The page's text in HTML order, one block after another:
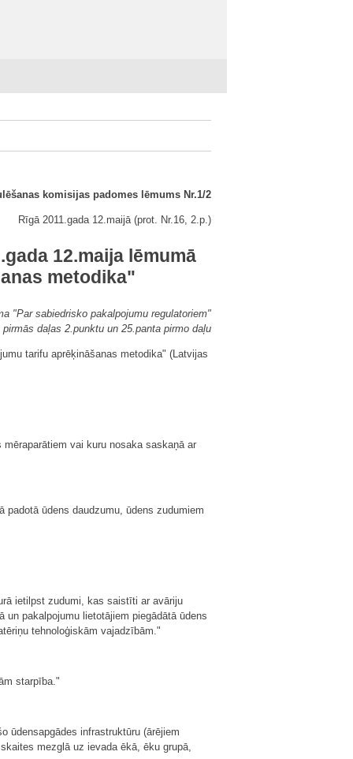
komisijas padomes lēmums Nr.1/2
Rīgā 2011.gada 12.maijā (prot. Nr.16, 2.p.)
12.maija lēmumā
metodika"
"Par sabiedrisko pakalpojumu regulatoriem"
pirmās daļas 2.punktu un 25.panta pirmo daļu
tarifu aprēķināšanas metodika" (Latvijas
vai kuru nosaka saskaņā ar
ūdens daudzumu, ūdens zudumiem
ietilpst zudumi, kas saistīti ar avāriju
pakalpojumu lietotājiem piegādātā ūdens
tehnoloģiskām vajadzībām."
starpība."
ūdensapgādes infrastruktūru (ārējiem
mezglā uz ievada ēkā, ēku grupā,